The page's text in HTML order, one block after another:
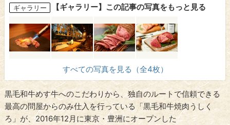
ギャラリー 【ギャラリー】この記事の写真をもっと見る
すべての写真を見る（全4枚）
黒毛和牛めす牛へのこだわりから、独自のルートで信頼できる
最高の問屋からのみ仕入を行っている「黒毛和牛焼肉うしく
ろ」が、2016年12月に東京・豊洲にオープンした